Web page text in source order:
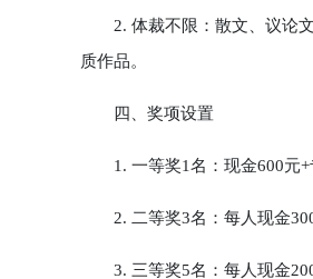
2. 体裁不限：散文、议论文
质作品。
四、奖项设置
1. 一等奖1名：现金600元+
2. 二等奖3名：每人现金
3. 三等奖5名：每人现金